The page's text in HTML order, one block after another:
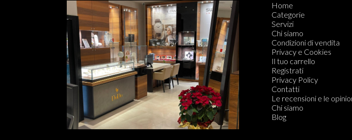
Home
Categorie
Servizi
Chi siamo
Condizioni di vendita
Privacy e Cookies
Il tuo carrello
Registrati
Privacy Policy
Contatti
Le recensioni e le
Chi siamo
Blog